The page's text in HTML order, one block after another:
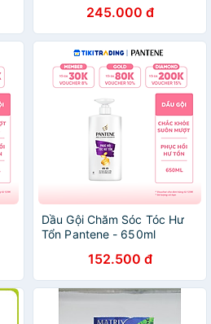
245.000 đ
Dầu Gội Chăm Sóc Tóc Hư
Tổn Pantene - 650ml
152.500 đ